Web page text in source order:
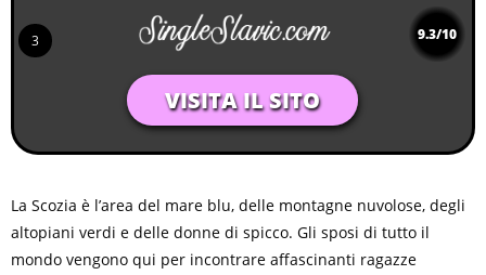
3 9.3/10
VISITA IL SITO
La Scozia è l’area del mare blu, delle montagne nuvolose, degli
altopiani verdi e delle donne di spicco. Gli sposi di tutto il
mondo vengono qui per incontrare affascinanti ragazze